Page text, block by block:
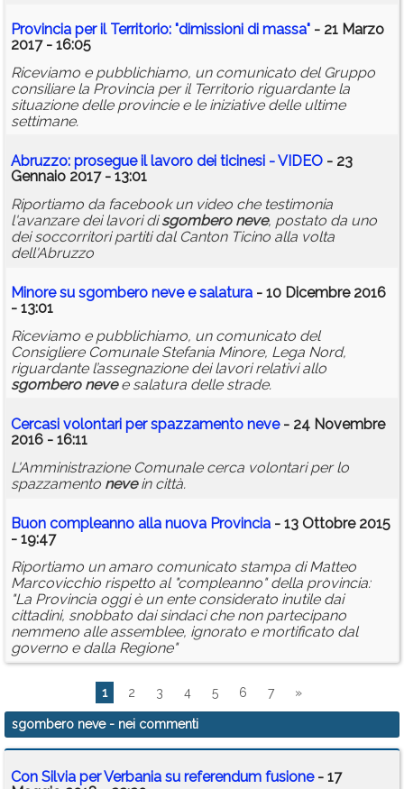
Provincia per il Territorio: "dimissioni di massa" - 21 Marzo
2017 - 16:05
Riceviamo e pubblichiamo, un comunicato del Gruppo
consiliare la Provincia per il Territorio riguardante la
situazione delle provincie e le iniziative delle ultime
settimane.
Abruzzo: prosegue il lavoro dei ticinesi - VIDEO - 23
Gennaio 2017 - 13:01
Riportiamo da facebook un video che testimonia
l'avanzare dei lavori disgombero neve, postato da uno
dei soccorritori partiti dal Canton Ticino alla volta
dell'Abruzzo
Minore su sgombero nevee salatura - 10 Dicembre 2016
- 13:01
Riceviamo e pubblichiamo, un comunicato del
Consigliere Comunale Stefania Minore, Lega Nord,
riguardante l’assegnazione dei lavori relativi allo
sgombero nevee salatura delle strade.
Cercasi volontari per spazzamento neve- 24 Novembre
2016 - 16:11
L'Amministrazione Comunale cerca volontari per lo
spazzamento nevein città.
Buon compleanno alla nuova Provincia - 13 Ottobre 2015
- 19:47
Riportiamo un amaro comunicato stampa di Matteo
Marcovicchio rispetto al "compleanno" della provincia:
"La Provincia oggi è un ente considerato inutile dai
cittadini, snobbato dai sindaci che non partecipano
nemmeno alle assemblee, ignorato e mortificato dal
governo e dalla Regione"
1 2 3 4 5 6 7 »
sgombero neve- nei commenti
Con Silvia per Verbania su referendum fusione- 17